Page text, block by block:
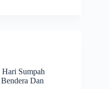
Sumpah
Dan